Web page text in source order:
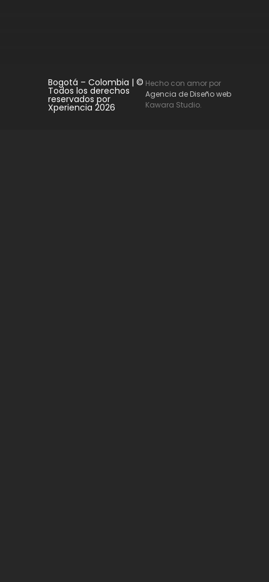
Bogotá – Colombia | ©
Todos los derechos
reservados por
Xperiencia 2026
Hecho con amor por
Agencia de Diseño web
Kawara Studio.